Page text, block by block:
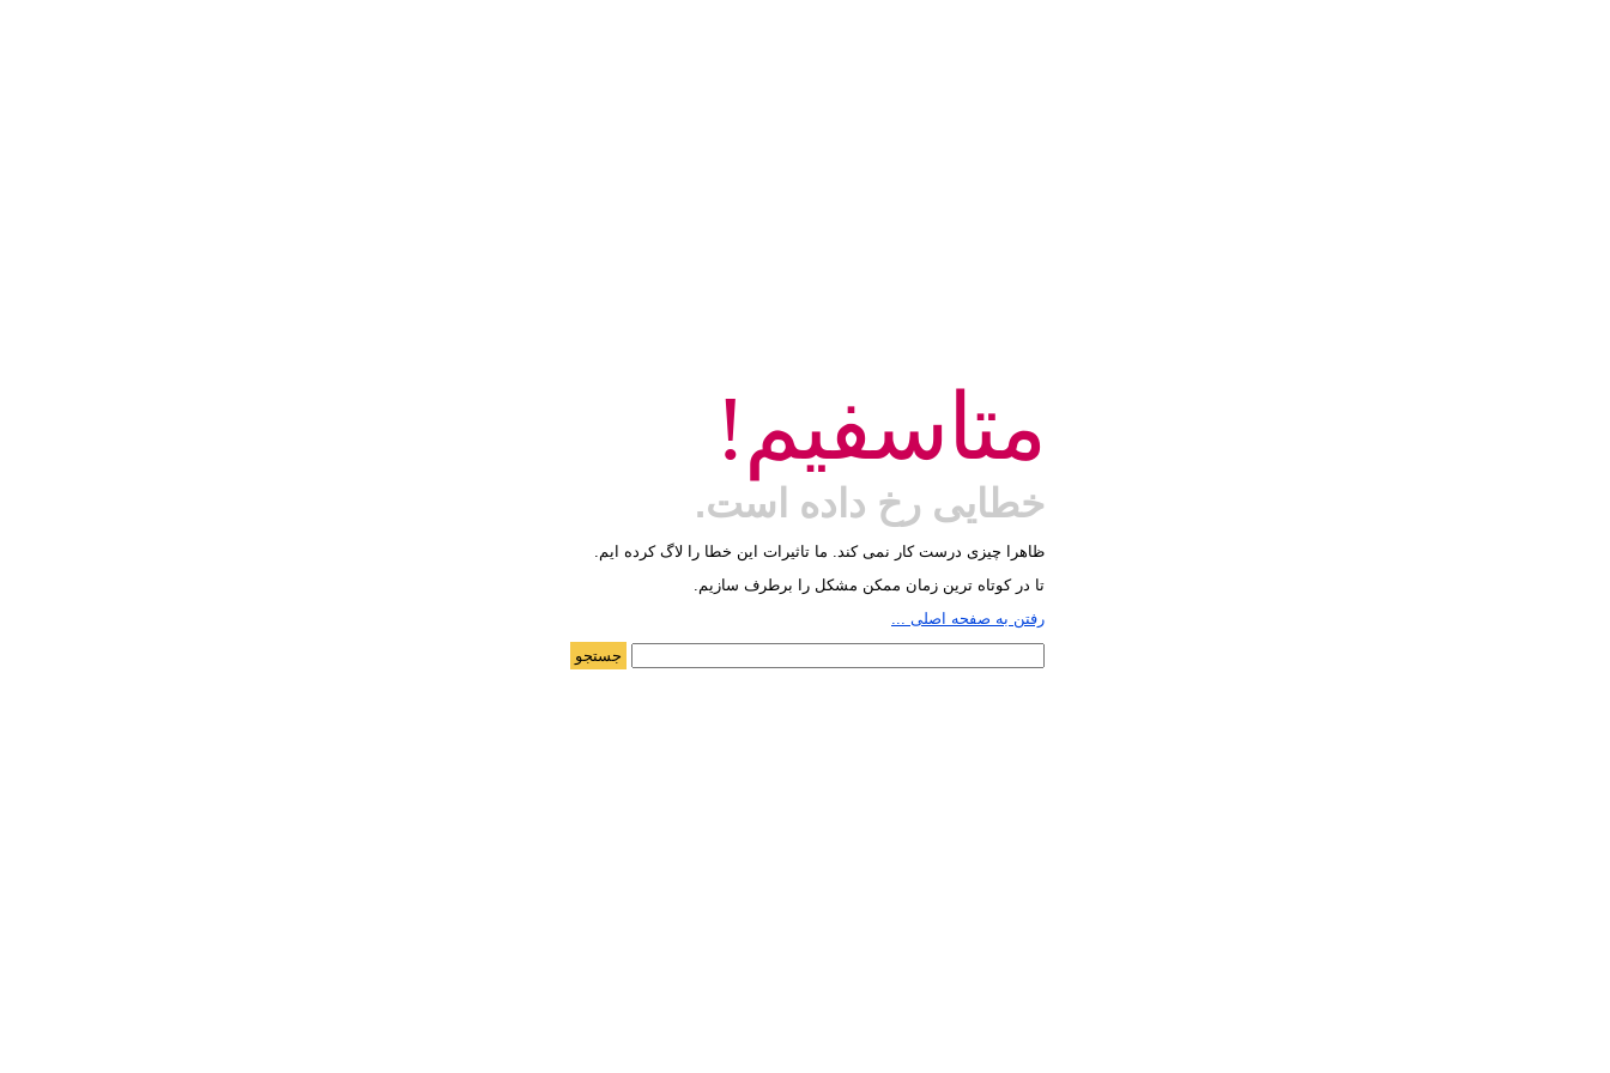
متاسفیم!
خطایی رخ داده است.
ظاهرا چیزی درست کار نمی کند. ما تاثیرات این خطا را لاگ کرده ایم.
تا در کوتاه ترین زمان ممکن مشکل را برطرف سازیم.
رفتن به صفحه اصلی ...
جستجو